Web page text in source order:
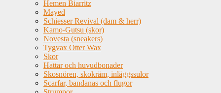
Hemen Biarritz
Mayed
Schiesser Revival (dam & herr)
Kamo-Gutsu (skor)
Novesta (sneakers)
Tygvax Otter Wax
Skor
Hattar och huvudbonader
Skosnören, skokräm, inläggssulor
Scarfar, bandanas och flugor